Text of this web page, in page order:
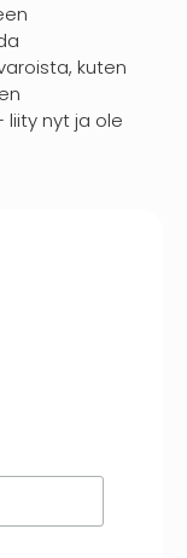
kuten
liity nyt ja ole